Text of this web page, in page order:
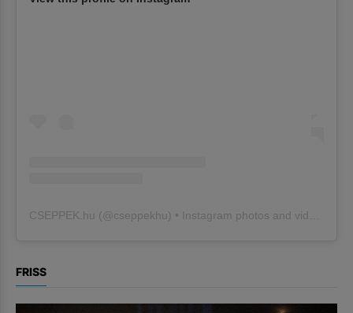
CSEPPEK.hu (@cseppekhu ) • Instagram photos and videos
FRISS